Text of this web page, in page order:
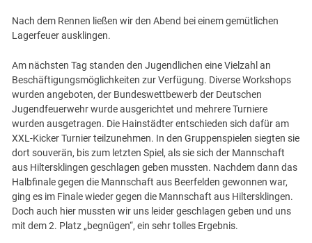
Nach dem Rennen ließen wir den Abend bei einem gemütlichen
Lagerfeuer ausklingen.
Am nächsten Tag standen den Jugendlichen eine Vielzahl an
Beschäftigungsmöglichkeiten zur Verfügung. Diverse Workshops
wurden angeboten, der Bundeswettbewerb der Deutschen
Jugendfeuerwehr wurde ausgerichtet und mehrere Turniere
wurden ausgetragen. Die Hainstädter entschieden sich dafür am
XXL-Kicker Turnier teilzunehmen. In den Gruppenspielen siegten sie
dort souverän, bis zum letzten Spiel, als sie sich der Mannschaft
aus Hiltersklingen geschlagen geben mussten. Nachdem dann das
Halbfinale gegen die Mannschaft aus Beerfelden gewonnen war,
ging es im Finale wieder gegen die Mannschaft aus Hiltersklingen.
Doch auch hier mussten wir uns leider geschlagen geben und uns
mit dem 2. Platz „begnügen“, ein sehr tolles Ergebnis.